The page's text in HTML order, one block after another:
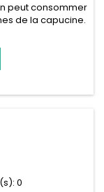
peut consommer
de la capucine.
peuvent être
mélangée à
à peine
à vos plats et
0